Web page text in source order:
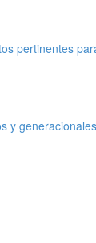
pertinentes
y generacionales